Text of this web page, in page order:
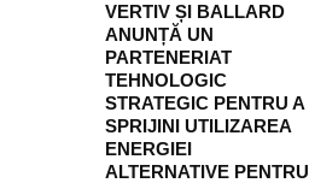
VERTIV ȘI BALLARD
ANUNȚĂ UN
PARTENERIAT
TEHNOLOGIC
STRATEGIC PENTRU A
SPRIJINI UTILIZAREA
ENERGIEI
ALTERNATIVE PENTRU